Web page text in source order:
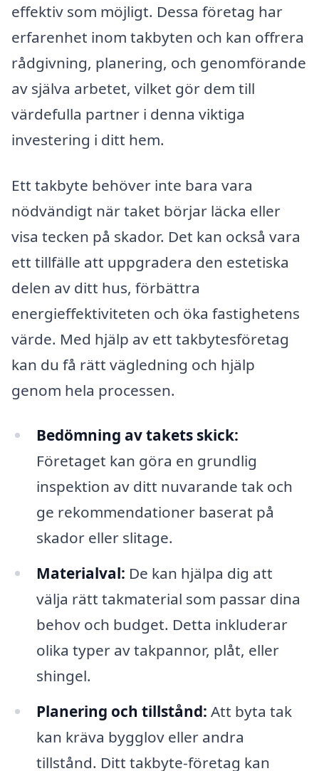
effektiv som möjligt. Dessa företag har
erfarenhet inom takbyten och kan offrera
rådgivning, planering, och genomförande
av själva arbetet, vilket gör dem till
värdefulla partner i denna viktiga
investering i ditt hem.
Ett takbyte behöver inte bara vara
nödvändigt när taket börjar läcka eller
visa tecken på skador. Det kan också vara
ett tillfälle att uppgradera den estetiska
delen av ditt hus, förbättra
energieffektiviteten och öka fastighetens
värde. Med hjälp av ett takbytesföretag
kan du få rätt vägledning och hjälp
genom hela processen.
Bedömning av takets skick:
Företaget kan göra en grundlig
inspektion av ditt nuvarande tak och
ge rekommendationer baserat på
skador eller slitage.
Materialval: De kan hjälpa dig att
välja rätt takmaterial som passar dina
behov och budget. Detta inkluderar
olika typer av takpannor, plåt, eller
shingel.
Planering och tillstånd: Att byta tak
kan kräva bygglov eller andra
tillstånd. Ditt takbyte-företag kan